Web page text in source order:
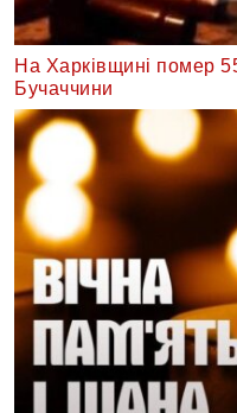
На Харківщині помер
Бучаччини